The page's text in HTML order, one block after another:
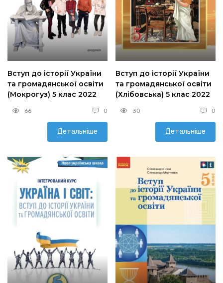
Вступ до історії України
та громадянської освіти
(Мокрогуз) 5 клас 2022
66 0
Детальніше
Вступ до історії України
та громадянської освіти
(Хлібовська) 5 клас 2022
30 0
Детальніше